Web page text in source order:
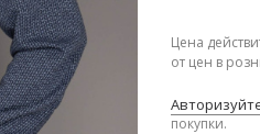
Цена
от цен в
покупки.